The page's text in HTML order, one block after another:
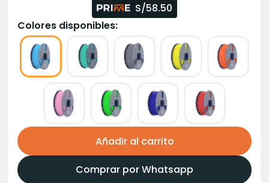
original
era:
S/70.00.
actual
es:
S/65.00.
S/58.50
Colores disponibles:
Añadir al carrito
Comprar por Whatsapp